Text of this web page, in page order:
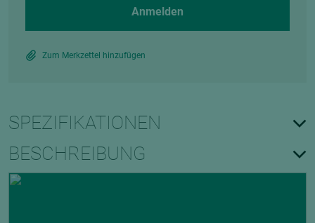
Anmelden
Zum Merkzettel hinzufügen
SPEZIFIKATIONEN
BESCHREIBUNG